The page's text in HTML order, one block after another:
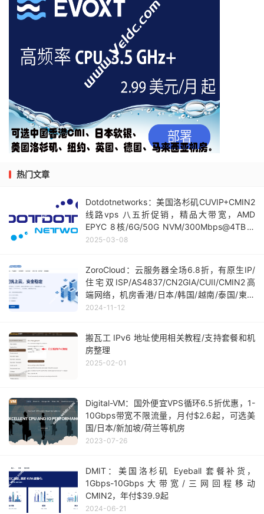
热门文章
Dotdotnetworks：美国洛杉矶CUVIP+CMIN2
线路vps 八五折促销，精品大带宽，AMD
EPYC 8核/6G/50G NVM/300Mbps@4TB，
月付$16.9起
2025-03-08
ZoroCloud：云服务器全场6.8折，有原生IP/
住宅双ISP/AS4837/CN2GIA/CUII/CMIN2高
端网络，机房香港/日本/韩国/越南/泰国/柬埔
寨/美国等
2024-11-12
搬瓦工 IPv6 地址使用相关教程/支持套餐和机
房整理
2025-02-01
Digital-VM：国外便宜VPS循环6.5折优惠，1-
10Gbps带宽不限流量，月付$2.6起，可选美
国/日本/新加坡/荷兰等机房
2023-07-26
DMIT：美国洛杉矶 Eyeball 套餐补货，
1Gbps-10Gbps大带宽/三网回程移动
CMIN2，年付$39.9起
2024-06-21